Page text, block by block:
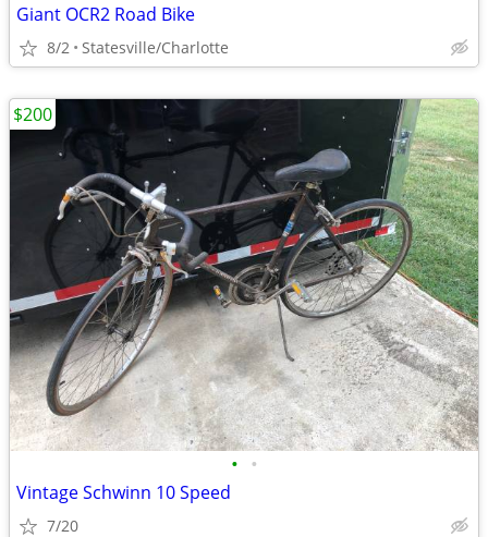
Giant OCR2 Road Bike
8/2 Statesville/Charlotte
• •
Vintage Schwinn 10 Speed
7/20
$200